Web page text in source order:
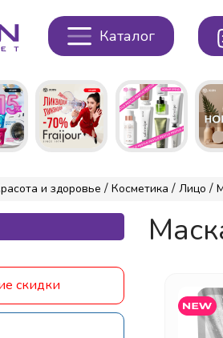
Каталог
и здоровье / Косметика / Лицо /
скидки